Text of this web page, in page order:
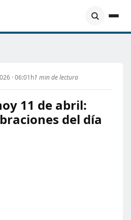
· 06:01h1 min de lectura
11 de abril:
del día